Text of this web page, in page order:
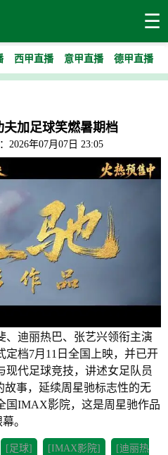
☰
西甲直播 意甲直播 德甲直播
加足球笑燃暑期档
2026年07月07日 23:05
、迪丽热巴、张艺兴领衔主演
定档7月11日全国上映，并已开
现代足球竞技，讲述女足队员
故事，延续周星驰标志性的无
国IMAX影院，这是周星驰作品
。
[足球] [IMAX影院] [迪丽热